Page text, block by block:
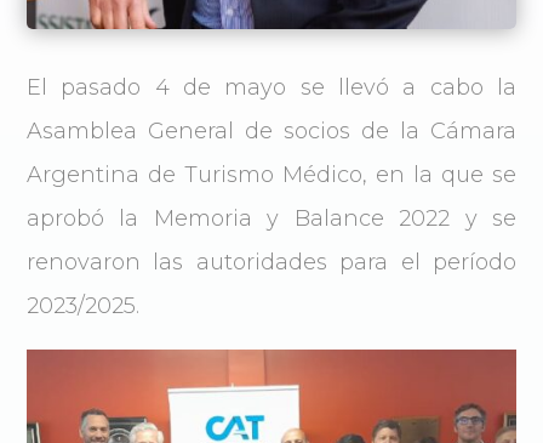
El pasado 4 de mayo se llevó a cabo la
Asamblea General de socios de la Cámara
Argentina de Turismo Médico, en la que se
aprobó la Memoria y Balance 2022 y se
renovaron las autoridades para el período
2023/2025.